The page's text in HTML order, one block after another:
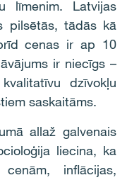
līmenim. Latvijas
pilsētās, tādās kā
cenas ir ap 10
ir niecīgs –
dzīvokļu
saskaitāms.
allaž galvenais
liecina, ka
inflācijas,